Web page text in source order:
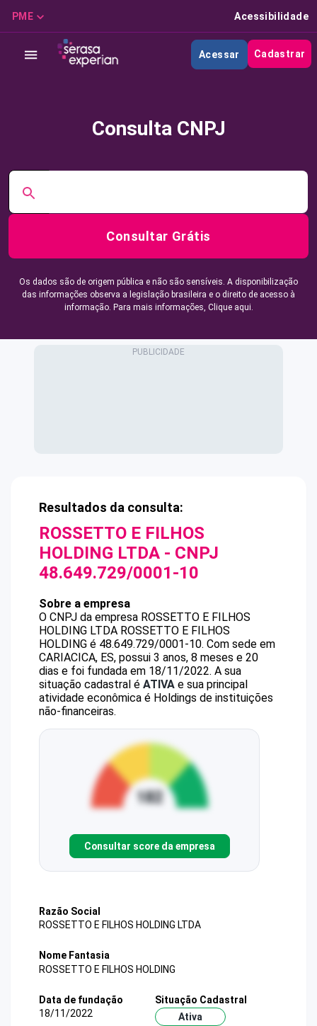
PME Acessibilidade
Acessar Cadastrar
Consulta CNPJ
Consultar Grátis
Os dados são de origem pública e não são sensíveis. A disponibilização
das informações observa a legislação brasileira e o direito de acesso à
informação. Para mais informações, Clique aqui.
Resultados da consulta:
ROSSETTO E FILHOS
HOLDING LTDA - CNPJ
48.649.729/0001-10
Sobre a empresa
O CNPJ da empresa ROSSETTO E FILHOS
HOLDING LTDA ROSSETTO E FILHOS
HOLDING é 48.649.729/0001-10. Com sede em
CARIACICA, ES, possui 3 anos, 8 meses e 20
dias e foi fundada em 18/11/2022. A sua
situação cadastral é ATIVA e sua principal
atividade econômica é Holdings de instituições
não-financeiras.
Consultar score da empresa
Razão Social
ROSSETTO E FILHOS HOLDING LTDA
Nome Fantasia
ROSSETTO E FILHOS HOLDING
Data de fundação
18/11/2022
Situação Cadastral
Ativa